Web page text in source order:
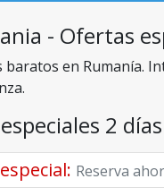
- Ofertas
en Rumanía.
2
: Reserva